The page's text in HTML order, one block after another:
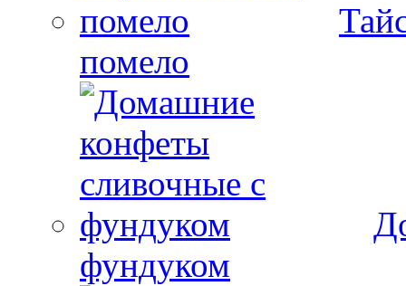
помело
фундуком